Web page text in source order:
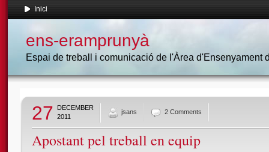
Inici
ens-eramprunyà
Espai de treball i comunicació de l'Àrea d'Ensenyament
27
DECEMBER
2011
jsans 2 Comments
Apostant pel treball en equip